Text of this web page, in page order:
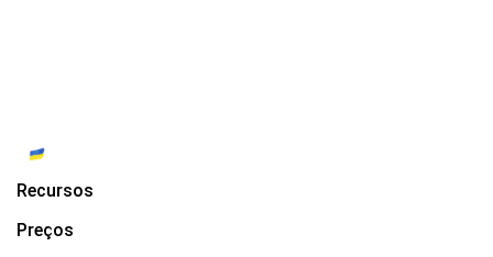
Recursos
Preços